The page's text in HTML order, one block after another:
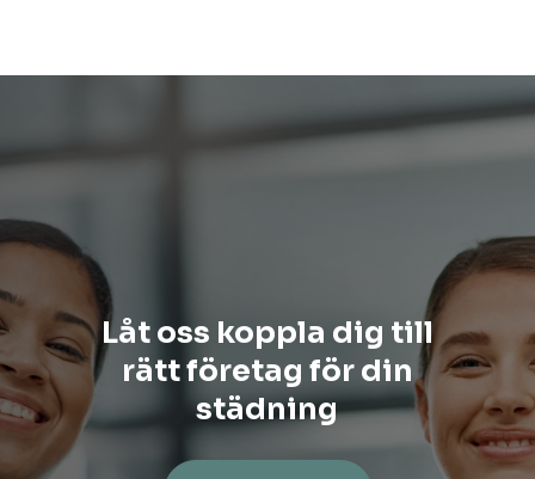
Låt oss koppla dig till
rätt företag för din
städning